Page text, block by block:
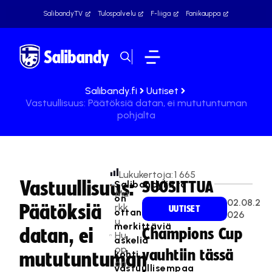
SalibandyTV Tulospalvelu F-liiga Fanikauppa
Salibandy.fi
Uutiset
Vastuullisuus: Päätöksiä datan, ei mututuntuman
pohjalta
Vastuullisuus:
Päätöksiä
datan, ei
mututuntuman
Ma
rkk
u
Hu
op
on
Lukukertoja:1 665
Salibandyliitto
on
ottanut
merkittäviä
askelia
kohti
vastuullisempaa
SUOSITTUA
UUTISET
02.08.2
026
Champions Cup
vauhtiin tässä